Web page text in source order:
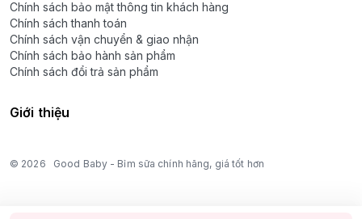
Chính sách bảo mật thông tin khách hàng
Chính sách thanh toán
Chính sách vận chuyển & giao nhận
Chính sách bảo hành sản phẩm
Chính sách đổi trả sản phẩm
Giới thiệu
© 2026 Good Baby - Bỉm sữa chính hãng, giá tốt hơn